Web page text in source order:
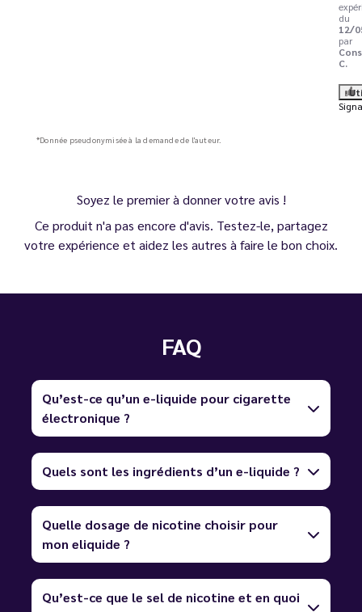
du
12/
par
C.
*Donnée pseudonymisée à la demande de l'auteur.
Soyez le premier à donner votre avis !
Ce produit n'a pas encore d'avis. Testez-le, partagez
votre expérience et aidez les autres à faire le bon choix.
FAQ
Qu’est-ce qu’un e-liquide pour cigarette
électronique ?
Quels sont les ingrédients d’un e-liquide ?
Quelle dosage de nicotine choisir pour
mon eliquide ?
Qu’est-ce que le sel de nicotine et en quoi